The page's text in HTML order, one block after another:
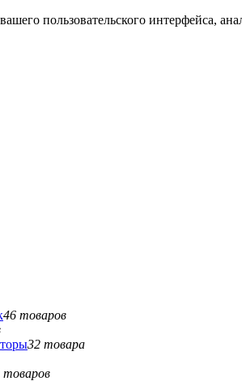
пользовательского интерфейса,
46 товаров
32 товара
товаров